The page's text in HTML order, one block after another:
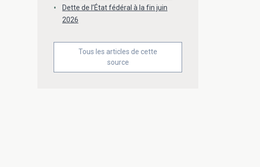
Dette de l’État fédéral à la fin juin
2026
Tous les articles de cette
source